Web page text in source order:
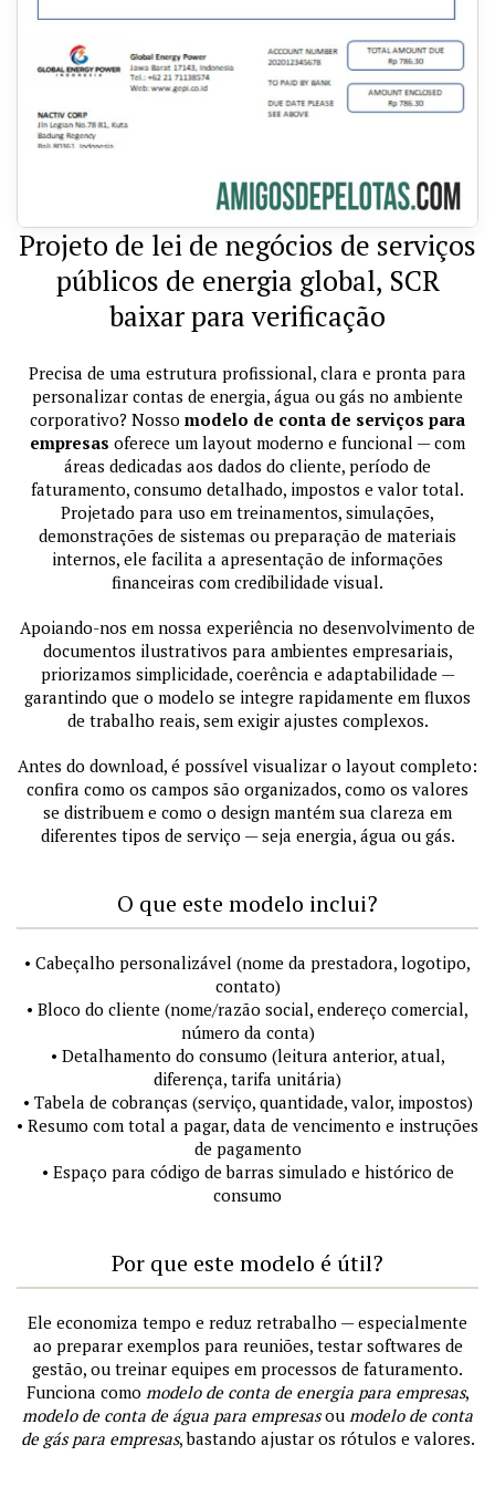
Projeto de lei de negócios de serviços
públicos de energia global, SCR
baixar para verificação
Precisa de uma estrutura profissional, clara e pronta para
personalizar contas de energia, água ou gás no ambiente
corporativo? Nosso modelo de conta de serviços para
empresas oferece um layout moderno e funcional — com
áreas dedicadas aos dados do cliente, período de
faturamento, consumo detalhado, impostos e valor total.
Projetado para uso em treinamentos, simulações,
demonstrações de sistemas ou preparação de materiais
internos, ele facilita a apresentação de informações
financeiras com credibilidade visual.
Apoiando-nos em nossa experiência no desenvolvimento de
documentos ilustrativos para ambientes empresariais,
priorizamos simplicidade, coerência e adaptabilidade —
garantindo que o modelo se integre rapidamente em fluxos
de trabalho reais, sem exigir ajustes complexos.
Antes do download, é possível visualizar o layout completo:
confira como os campos são organizados, como os valores
se distribuem e como o design mantém sua clareza em
diferentes tipos de serviço — seja energia, água ou gás.
O que este modelo inclui?
• Cabeçalho personalizável (nome da prestadora, logotipo,
contato)
• Bloco do cliente (nome/razão social, endereço comercial,
número da conta)
• Detalhamento do consumo (leitura anterior, atual,
diferença, tarifa unitária)
• Tabela de cobranças (serviço, quantidade, valor, impostos)
• Resumo com total a pagar, data de vencimento e instruções
de pagamento
• Espaço para código de barras simulado e histórico de
consumo
Por que este modelo é útil?
Ele economiza tempo e reduz retrabalho — especialmente
ao preparar exemplos para reuniões, testar softwares de
gestão, ou treinar equipes em processos de faturamento.
Funciona como modelo de conta de energia para empresas,
modelo de conta de água para empresasou modelo de conta
de gás para empresas, bastando ajustar os rótulos e valores.